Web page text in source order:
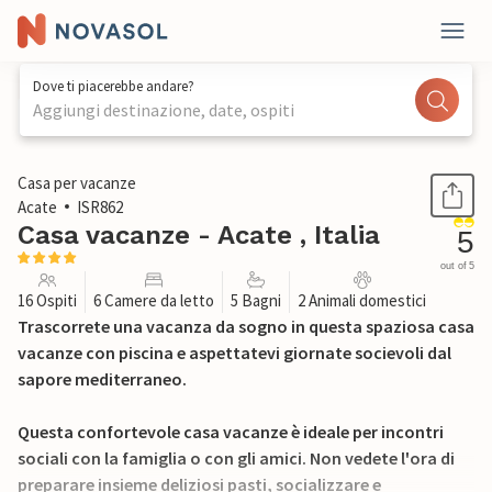
Dove ti piacerebbe andare?
Aggiungi destinazione, date, ospiti
1 / 28
Casa per vacanze
Acate
ISR862
Casa vacanze - Acate , Italia 5
out of 5
16 Ospiti 6 Camere da letto 5 Bagni 2 Animali domestici
Trascorrete una vacanza da sogno in questa spaziosa casa
vacanze con piscina e aspettatevi giornate socievoli dal
sapore mediterraneo.
Questa confortevole casa vacanze è ideale per incontri
sociali con la famiglia o con gli amici. Non vedete l'ora di
preparare insieme deliziosi pasti, socializzare e